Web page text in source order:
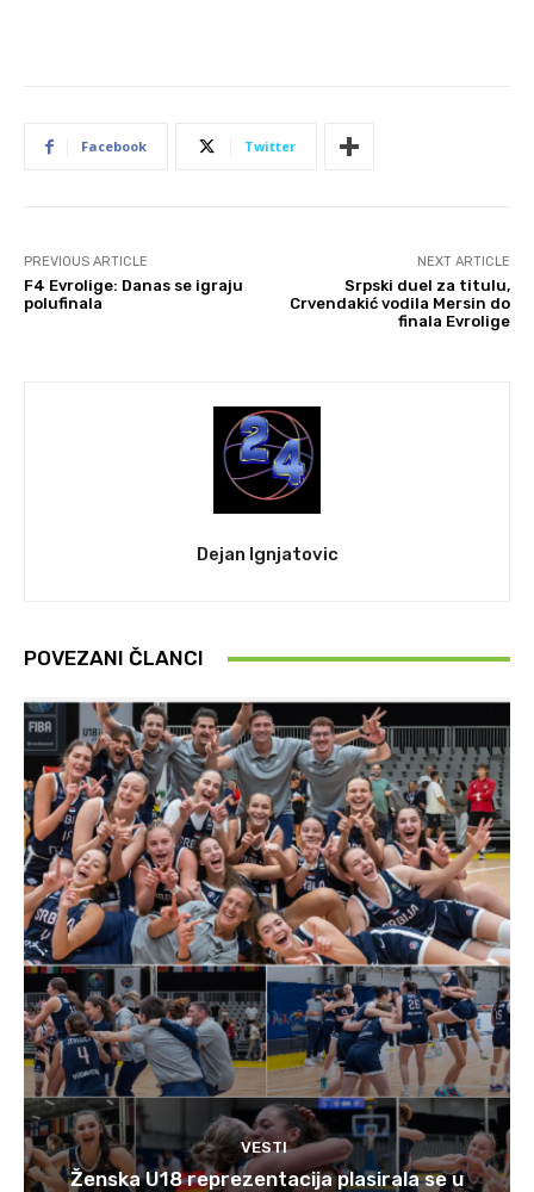
Facebook Twitter
PREVIOUS ARTICLE
F4 Evrolige: Danas se igraju
polufinala
NEXT ARTICLE
Srpski duel za titulu,
Crvendakić vodila Mersin do
finala Evrolige
Dejan Ignjatovic
POVEZANI ČLANCI
VESTI
Ženska U18 reprezentacija plasirala se u